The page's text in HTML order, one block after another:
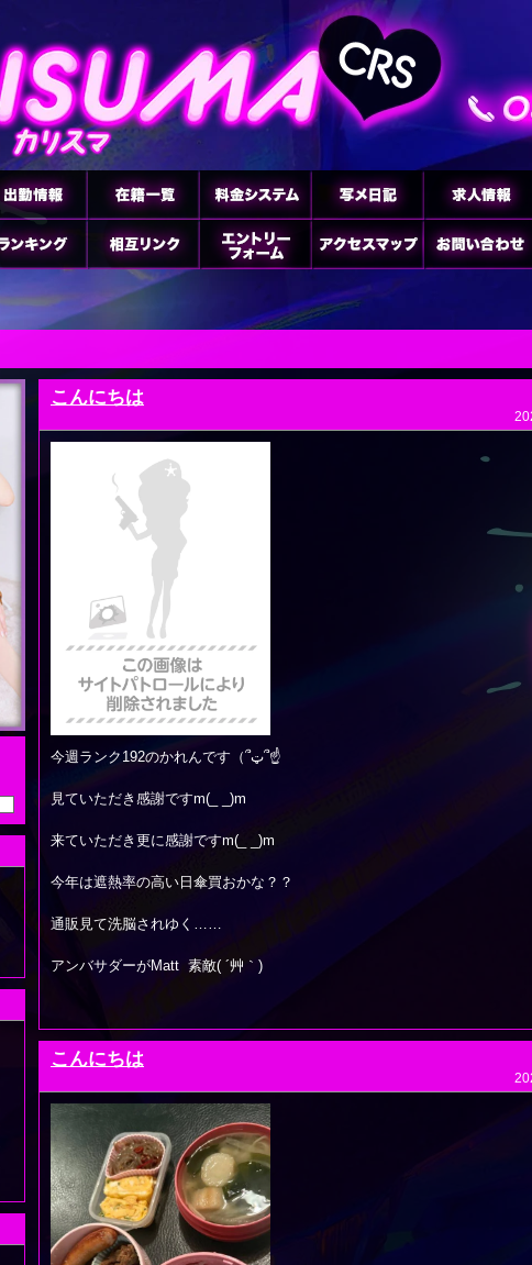
こんにちは
今週ランク192のかれんです（՞ټ՞☝
見ていただき感謝ですm(_ _)m
来ていただき更に感謝ですm(_ _)m
今年は遮熱率の高い日傘買おかな？？
通販見て洗脳されゆく……
アンバサダーがMatt 素敵( ´艸｀)
こんにちは